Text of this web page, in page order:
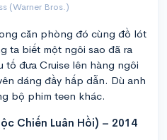
(Warner Bros.)
căn phòng đó cùng đồ lót
ta biết một ngôi sao đã ra
đưa Cruise lên hàng ngôi
dáng đầy hấp dẫn. Dù anh
bộ phim teen khác.
Chiến Luân Hồi) – 2014